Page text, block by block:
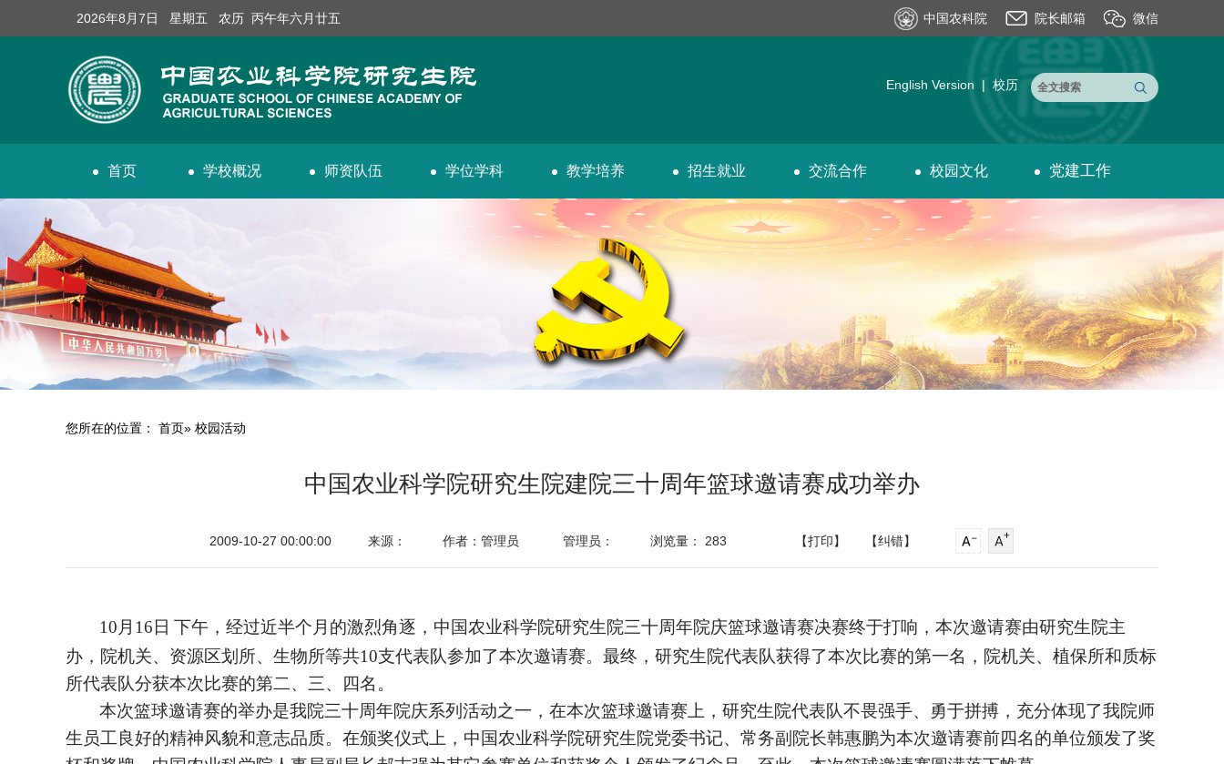
2026年8月7日 星期五 农历 丙午年六月廿五 中国农科院 院长邮箱 微信
English Version | 校历
首页 学校概况 师资队伍 学位学科 教学培养 招生就业 交流合作 校园文化 党建工作
您所在的位置： 首页» 校园活动
中国农业科学院研究生院建院三十周年篮球邀请赛成功举办
2009-10-27 00:00:00 来源： 作者：管理员 管理员： 浏览量： 283 【打印】 【纠错】
10 月 16 日 下午，经过近半个月的激烈角逐，中国农业科学院研究生院三十周年院庆篮球邀请赛决赛终于打响，本次邀请赛由研究生院主
办，院机关、资源区划所、生物所等共10支代表队参加了本次邀请赛。最终，研究生院代表队获得了本次比赛的第一名，院机关、植保所和质标
所代表队分获本次比赛的第二、三、四名。
本次篮球邀请赛的举办是我院三十周年院庆系列活动之一，在本次篮球邀请赛上，研究生院代表队不畏强手、勇于拼搏，充分体现了我院师
生员工良好的精神风貌和意志品质。在颁奖仪式上，中国农业科学院研究生院党委书记、常务副院长韩惠鹏为本次邀请赛前四名的单位颁发了奖